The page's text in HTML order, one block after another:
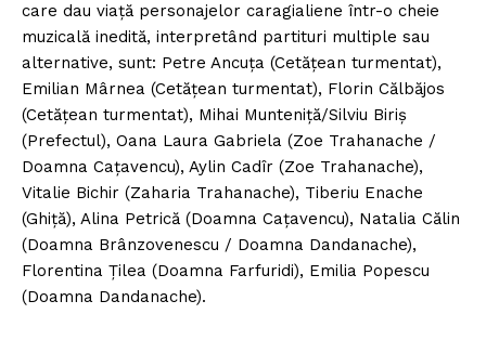
care dau viață personajelor caragialiene într-o cheie
muzicală inedită, interpretând partituri multiple sau
alternative, sunt: Petre Ancuța (Cetățean turmentat),
Emilian Mârnea (Cetățean turmentat), Florin Călbăjos
(Cetățean turmentat), Mihai Munteniță/Silviu Biriș
(Prefectul), Oana Laura Gabriela (Zoe Trahanache /
Doamna Cațavencu), Aylin Cadîr (Zoe Trahanache),
Vitalie Bichir (Zaharia Trahanache), Tiberiu Enache
(Ghiță), Alina Petrică (Doamna Cațavencu), Natalia Călin
(Doamna Brânzovenescu / Doamna Dandanache),
Florentina Țilea (Doamna Farfuridi), Emilia Popescu
(Doamna Dandanache).